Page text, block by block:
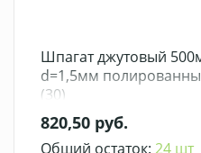
Шпагат джутовый
d=1,5мм
(30)
820,50 руб.
Общий остаток: 24 шт